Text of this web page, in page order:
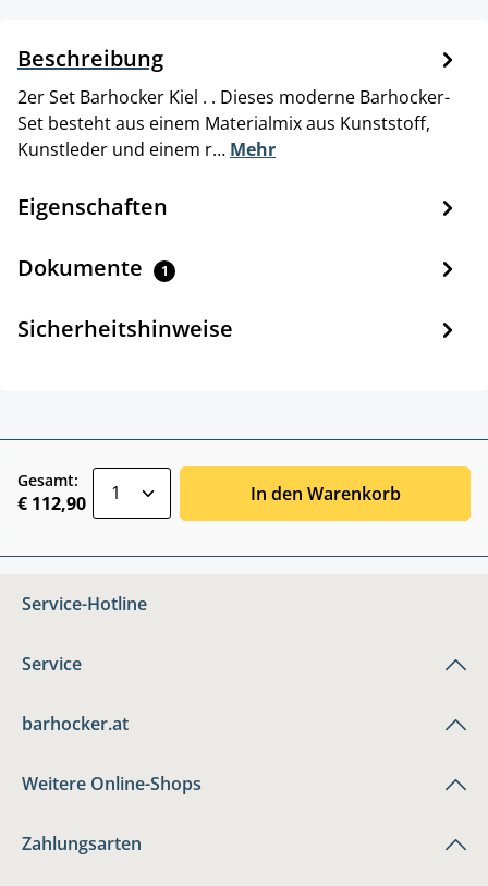
Beschreibung
2er Set Barhocker Kiel . . Dieses moderne Barhocker-
Set besteht aus einem Materialmix aus Kunststoff,
Kunstleder und einem r… Mehr
Eigenschaften
Dokumente 1
Sicherheitshinweise
Gesamt:
€ 112,90 In den Warenkorb
Service-Hotline
Service
barhocker.at
Weitere Online-Shops
Zahlungsarten